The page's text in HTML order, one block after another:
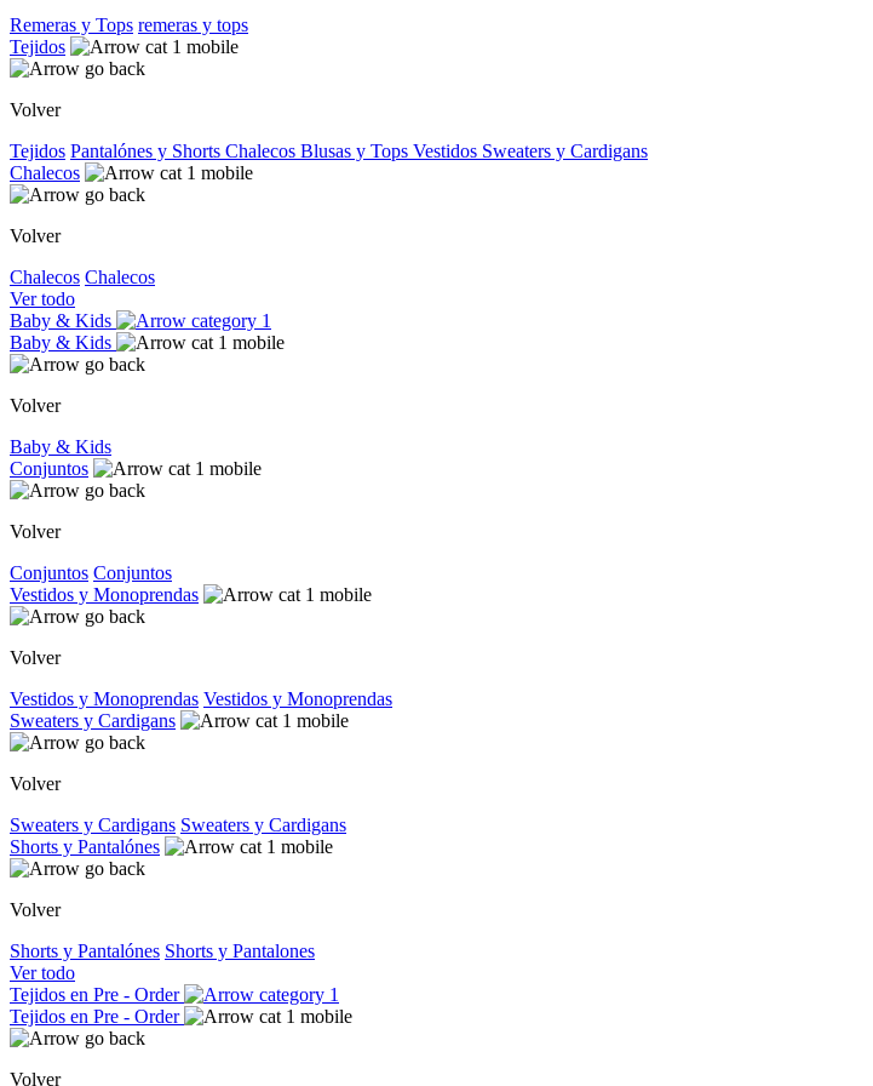
Remeras y Tops remeras y tops
Tejidos
Volver
Tejidos Pantalónes y Shorts Chalecos Blusas y Tops Vestidos Sweaters y Cardigans
Chalecos
Volver
Chalecos Chalecos
Ver todo
Baby & Kids
Baby & Kids
Volver
Baby & Kids
Conjuntos
Volver
Conjuntos Conjuntos
Vestidos y Monoprendas
Volver
Vestidos y Monoprendas Vestidos y Monoprendas
Sweaters y Cardigans
Volver
Sweaters y Cardigans Sweaters y Cardigans
Shorts y Pantalónes
Volver
Shorts y Pantalónes Shorts y Pantalones
Ver todo
Tejidos en Pre - Order
Tejidos en Pre - Order
Volver